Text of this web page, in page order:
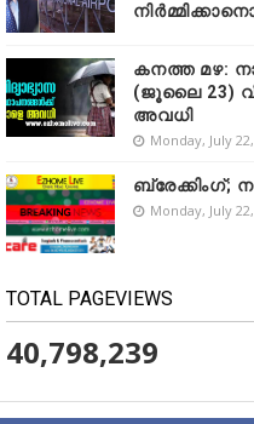
കനത്ത മഴ:
(ജൂലൈ 23)
അവധി
Monday, July
ബ്രേക്കിംഗ്;
Monday, July
TOTAL PAGEVIEWS
40,798,239